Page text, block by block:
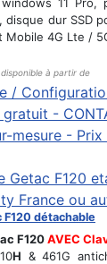
dur SSD
Mobile 4G Lte /
disponible à partir de
/
-
mesure - Prix
détachable
F120AVEC
H & 461G